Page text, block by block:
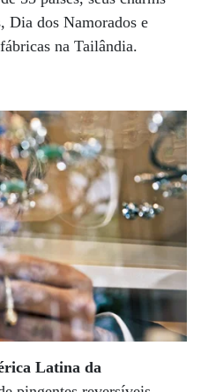
Dia dos Namorados e
na Tailândia.
Latina da